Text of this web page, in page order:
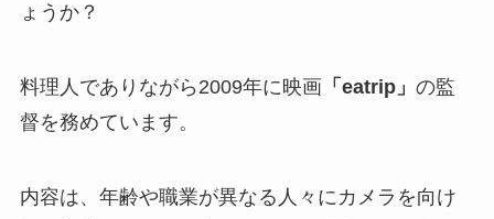
ょうか？
料理人でありながら2009年に映画 「eatrip」 の監
督を務めています。
内容は、年齢や職業が異なる人々にカメラを向け